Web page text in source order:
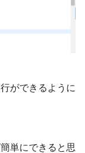
ができるように
単にできると思